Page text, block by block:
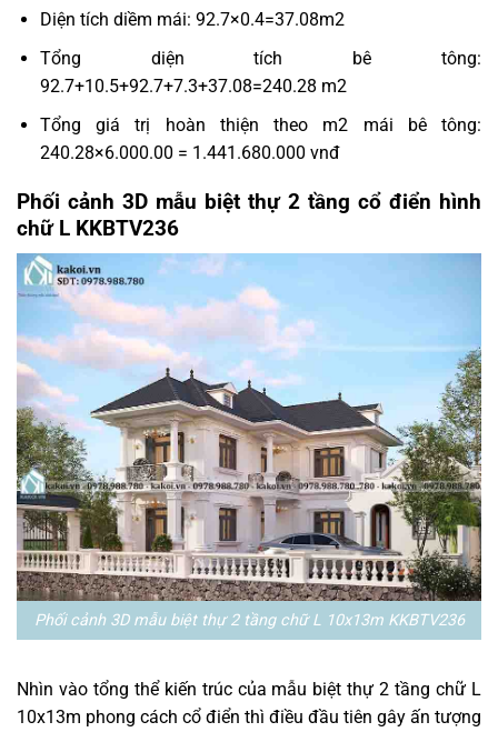
Diện tích diềm mái: 92.7×0.4=37.08m2
Tổng diện tích bê tông:
92.7+10.5+92.7+7.3+37.08=240.28 m2
Tổng giá trị hoàn thiện theo m2 mái bê tông:
240.28×6.000.00 = 1.441.680.000 vnđ
Phối cảnh 3D mẫu biệt thự 2 tầng cổ điển hình
chữ L KKBTV236
Phối cảnh 3D mẫu biệt thự 2 tầng chữ L 10x13m KKBTV236
Nhìn vào tổng thể kiến trúc của mẫu biệt thự 2 tầng chữ L
10x13m phong cách cổ điển thì điều đầu tiên gây ấn tượng